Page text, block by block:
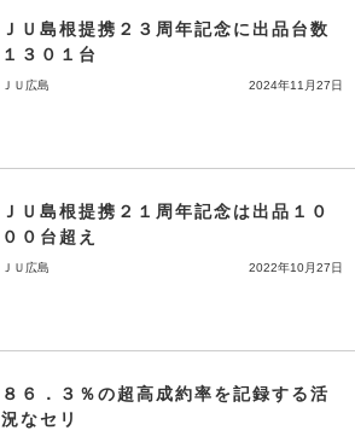
ＪＵ島根提携２３周年記念に出品台数
１３０１台
ＪＵ広島 2024年11月27日
ＪＵ島根提携２１周年記念は出品１０
００台超え
ＪＵ広島 2022年10月27日
８６．３％の超高成約率を記録する活
況なセリ